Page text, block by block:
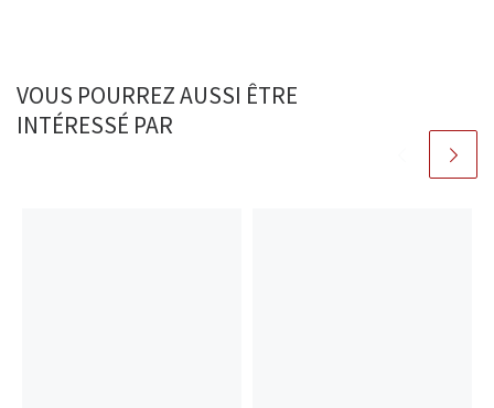
VOUS POURREZ AUSSI ÊTRE
INTÉRESSÉ PAR